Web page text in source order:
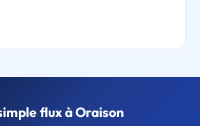
flux à Oraison